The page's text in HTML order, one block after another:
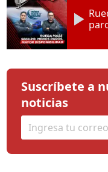
Suscríbete a
noticias